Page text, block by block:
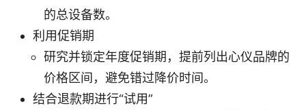
的总设备数。
利用促销期
研究并锁定年度促销期，提前列出心仪品牌的
价格区间，避免错过降价时间。
结合退款期进行“试用”